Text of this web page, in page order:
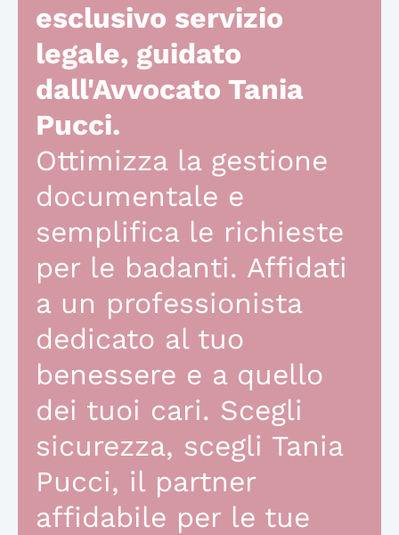
esclusivo servizio
legale, guidato
dall'Avvocato Tania
Pucci.
Ottimizza la gestione
documentale e
semplifica le richieste
per le badanti. Affidati
a un professionista
dedicato al tuo
benessere e a quello
dei tuoi cari. Scegli
sicurezza, scegli Tania
Pucci, il partner
affidabile per le tue